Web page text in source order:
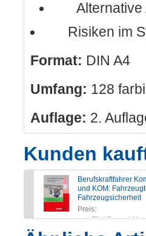
Alternative
Risiken im
Format: DIN A4
Umfang: 128
Auflage: 2.
Kunden
Berufskraftfahrer
und KOM:
Fahrzeugsicherheit
Preis:
zzgl. 7% USt., zzgl.